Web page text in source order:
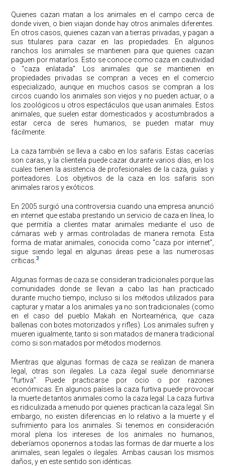
Quienes cazan matan a los animales en el campo cerca de
donde viven, o bien viajan donde hay otros animales diferentes.
En otros casos, quienes cazan van a tierras privadas, y pagan a
sus titulares para cazar en las propiedades. En algunos
ranchos los animales se mantienen para que quienes cazan
paguen por matarlos. Esto se conoce como caza en cautividad
o “caza enlatada”. Los animales que se mantienen en
propiedades privadas se compran a veces en el comercio
especializado, aunque en muchos casos se compran a los
circos cuando los animales son viejos y no pueden actuar, o a
los zoológicos u otros espectáculos que usan animales. Estos
animales, que suelen estar domesticados y acostumbrados a
estar cerca de seres humanos, se pueden matar muy
fácilmente.
La caza también se lleva a cabo en los safaris. Estas cacerías
son caras, y la clientela puede cazar durante varios días, en los
cuales tienen la asistencia de profesionales de la caza, guías y
porteadores. Los objetivos de la caza en los safaris son
animales raros y exóticos.
En 2005 surgió una controversia cuando una empresa anunció
en internet que estaba prestando un servicio de caza en línea, lo
que permitía a clientes matar animales mediante el uso de
cámaras web y armas controladas de manera remota. Esta
forma de matar animales, conocida como “caza por internet”,
sigue siendo legal en algunas áreas pese a las numerosas
críticas.3
Algunas formas de caza se consideran tradicionales porque las
comunidades donde se llevan a cabo las han practicado
durante mucho tiempo, incluso si los métodos utilizados para
capturar y matar a los animales ya no son tradicionales (como
en el caso del pueblo Makah en Norteamérica, que caza
ballenas con botes motorizados y rifles). Los animales sufren y
mueren igualmente, tanto si son matados de manera tradicional
como si son matados por métodos modernos.
Mientras que algunas formas de caza se realizan de manera
legal, otras son ilegales. La caza ilegal suele denominarse
“furtiva”. Puede practicarse por ocio o por razones
económicas. En algunos países la caza furtiva puede provocar
la muerte de tantos animales como la caza legal. La caza furtiva
es ridiculizada a menudo por quienes practican la caza legal. Sin
embargo, no existen diferencias en lo relativo a la muerte y el
sufrimiento para los animales. Si tenemos en consideración
moral plena los intereses de los animales no humanos,
deberíamos oponernos a todas las formas de dar muerte a los
animales, sean legales o ilegales. Ambas causan los mismos
daños, y en este sentido son idénticas.